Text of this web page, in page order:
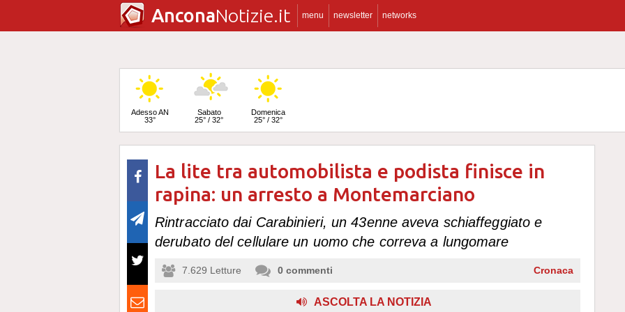
AnconaNotizie.it menu newsletter networks
Adesso AN
33°
Sabato
25° / 32°
Domenica
25° / 32°
Lunedì
24° / 33°
La lite tra automobilista e podista finisce in
rapina: un arresto a Montemarciano
Rintracciato dai Carabinieri, un 43enne aveva schiaffeggiato e
derubato del cellulare un uomo che correva a lungomare
7.629 Letture 0 commenti Cronaca
ASCOLTA LA NOTIZIA